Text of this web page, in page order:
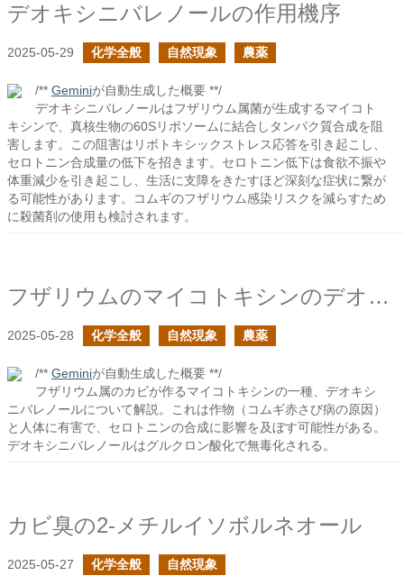
デオキシニバレノールの作用機序
2025-05-29 化学全般 自然現象 農薬
/** Geminiが自動生成した概要 **/
デオキシニバレノールはフザリウム属菌が生成するマイコト
キシンで、真核生物の60Sリボソームに結合しタンパク質合成を阻
害します。この阻害はリボトキシックストレス応答を引き起こし、
セロトニン合成量の低下を招きます。セロトニン低下は食欲不振や
体重減少を引き起こし、生活に支障をきたすほど深刻な症状に繋が
る可能性があります。コムギのフザリウム感染リスクを減らすため
に殺菌剤の使用も検討されます。
フザリウムのマイコトキシンのデオキシニバレノール
2025-05-28 化学全般 自然現象 農薬
/** Geminiが自動生成した概要 **/
フザリウム属のカビが作るマイコトキシンの一種、デオキシ
ニバレノールについて解説。これは作物（コムギ赤さび病の原因）
と人体に有害で、セロトニンの合成に影響を及ぼす可能性がある。
デオキシニバレノールはグルクロン酸化で無毒化される。
カビ臭の2-メチルイソボルネオール
2025-05-27 化学全般 自然現象